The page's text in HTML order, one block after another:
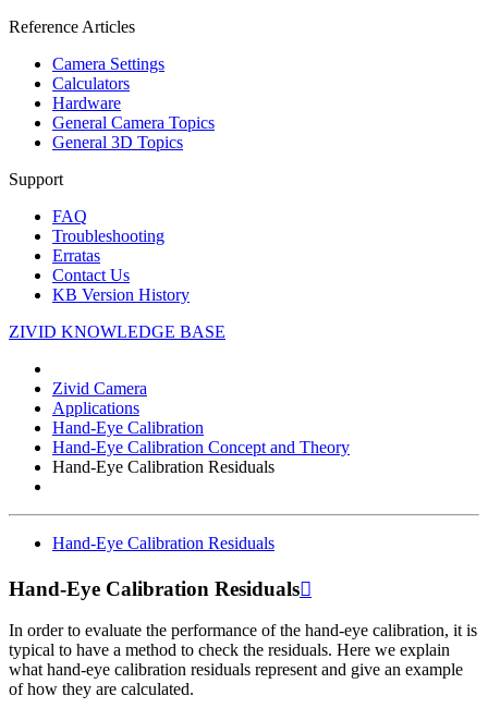
Reference Articles
Camera Settings
Calculators
Hardware
General Camera Topics
General 3D Topics
Support
FAQ
Troubleshooting
Erratas
Contact Us
KB Version History
ZIVID KNOWLEDGE BASE
Zivid Camera
Applications
Hand-Eye Calibration
Hand-Eye Calibration Concept and Theory
Hand-Eye Calibration Residuals
Hand-Eye Calibration Residuals
Hand-Eye Calibration Residuals
In order to evaluate the performance of the hand-eye calibration, it is
typical to have a method to check the residuals. Here we explain
what hand-eye calibration residuals represent and give an example
of how they are calculated.